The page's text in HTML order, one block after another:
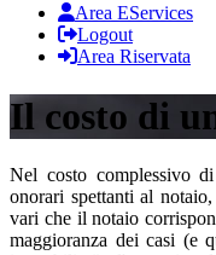
Area EServices
Logout
Area Riservata
Il costo di
Nel costo complessivo
onorari spettanti al
vari che il notaio
maggioranza dei casi (e